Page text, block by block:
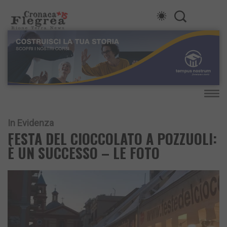
In Evidenza
FESTA DEL CIOCCOLATO A POZZUOLI:
È UN SUCCESSO – LE FOTO